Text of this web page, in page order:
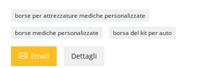
borse per attrezzature mediche personalizzate
borse mediche personalizzate borsa del kit per auto
 Email Dettagli